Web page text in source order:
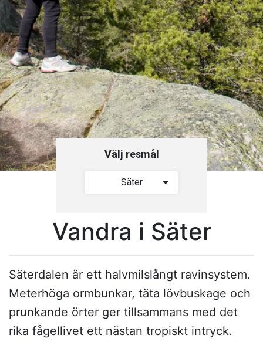
Välj resmål
Säter
Vandra i Säter
Säterdalen är ett halvmilslångt ravinsystem.
Meterhöga ormbunkar, täta lövbuskage och
prunkande örter ger tillsammans med det
rika fågellivet ett nästan tropiskt intryck.